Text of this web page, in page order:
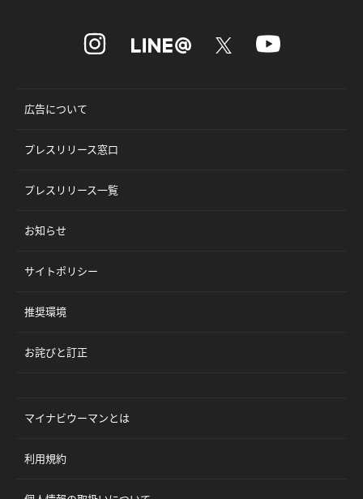
広告について
プレスリリース窓口
プレスリリース一覧
お知らせ
サイトポリシー
推奨環境
お詫びと訂正
マイナビウーマンとは
利用規約